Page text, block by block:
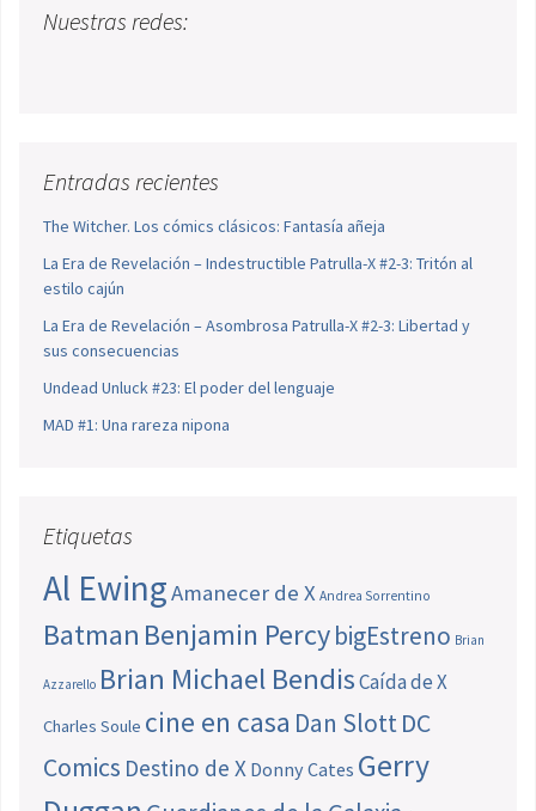
Nuestras redes:
Entradas recientes
The Witcher. Los cómics clásicos: Fantasía añeja
La Era de Revelación – Indestructible Patrulla-X #2-3: Tritón al
estilo cajún
La Era de Revelación – Asombrosa Patrulla-X #2-3: Libertad y
sus consecuencias
Undead Unluck #23: El poder del lenguaje
MAD #1: Una rareza nipona
Etiquetas
Al EwingAmanecer de X Andrea Sorrentino
Batman Benjamin PercybigEstreno Brian
Azzarello Brian Michael BendisCaída de X
Charles Soule cine en casa Dan SlottDC
Comics Destino de X Donny Cates Gerry